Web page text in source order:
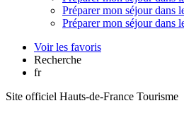
Préparer mon séjour dans
Préparer mon séjour dans
Voir les favoris
Recherche
fr
Site officiel Hauts-de-France Tourisme